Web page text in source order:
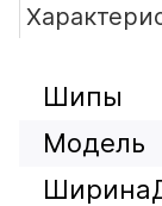
Шипы
Модель